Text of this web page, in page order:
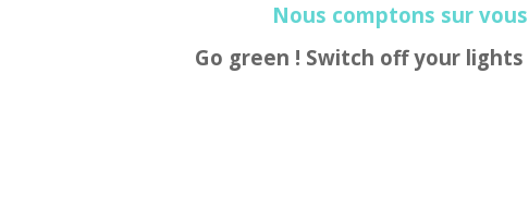
Nous comptons sur
Go green ! Switch off your